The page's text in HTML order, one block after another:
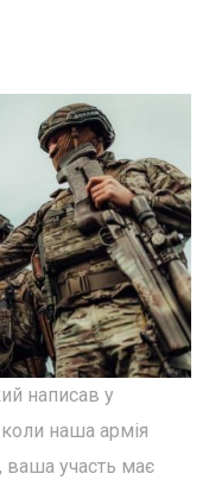
написав у
наша армія
ваша участь має